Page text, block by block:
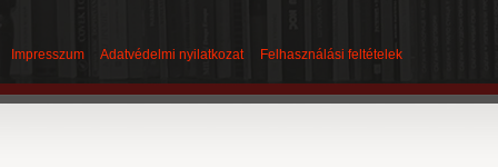
Impresszum Adatvédelmi nyilatkozat Felhasználási feltételek